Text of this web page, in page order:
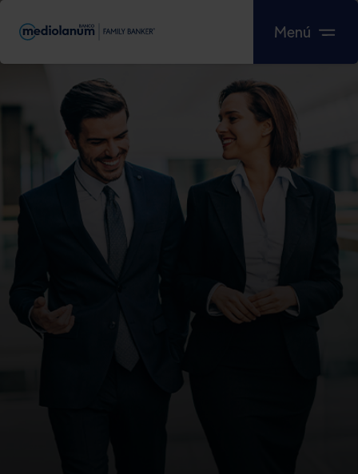
Saltar al contenido principal
Menú